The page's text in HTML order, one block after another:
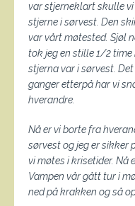
var stjerneklart skulle vi
stjerne i sørvest. Den
var vårt møtested. Sjøl
tok jeg en stille 1/2 time
stjerna var i sørvest.
ganger etterpå har vi
hverandre.
Nå er vi borte fra
sørvest og jeg er sikker
vi møtes i krisetider. Nå
Vampen vår gått tur i
ned på krakken og så